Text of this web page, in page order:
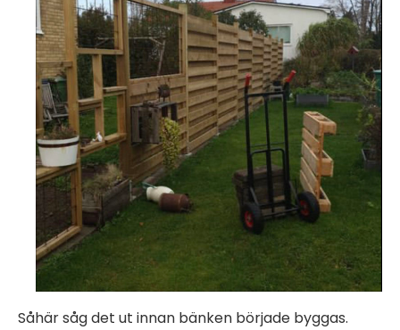
Såhär såg det ut innan bänken började byggas.